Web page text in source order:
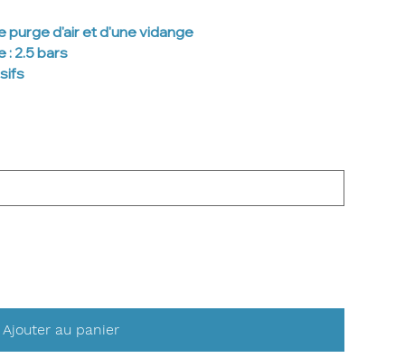
purge d'air et d'une vidange
: 2.5 bars
Ajouter au panier